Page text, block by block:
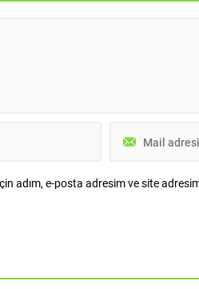
adım, e-posta adresim ve site